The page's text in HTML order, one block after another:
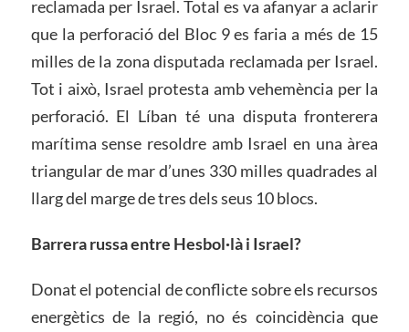
reclamada per Israel. Total es va afanyar a aclarir
que la perforació del Bloc 9 es faria a més de 15
milles de la zona disputada reclamada per Israel.
Tot i això, Israel protesta amb vehemència per la
perforació. El Líban té una disputa fronterera
marítima sense resoldre amb Israel en una àrea
triangular de mar d’unes 330 milles quadrades al
llarg del marge de tres dels seus 10 blocs.
Barrera russa entre Hesbol·là i Israel?
Donat el potencial de conflicte sobre els recursos
energètics de la regió, no és coincidència que